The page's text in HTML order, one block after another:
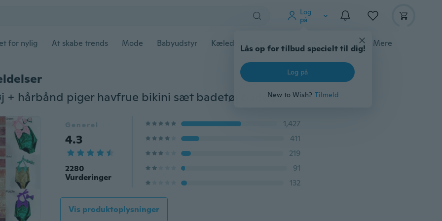
Log
på
Lås op for tilbud specielt til dig!
Log på
New to Wish? Tilmeld
for nylig At skabe trends Mode Babyudstyr Kæledyrstilbehør Gadgets Værktøj Mere
2 stk badetøj + hårbånd piger havfrue bikini sæt badetøj badedragt badedragt kostume børn småbørn piger badedragter
Generel
4.3
2280
Vurderinger
1,427
411
219
91
132
Vis produktoplysninger